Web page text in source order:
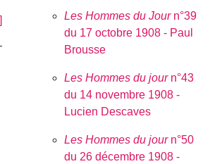
Les Hommes du Journ°39
du 17 octobre 1908 - Paul
Brousse
Les Hommes du journ°43
du 14 novembre 1908 -
Lucien Descaves
Les Hommes du journ°50
du 26 décembre 1908 -